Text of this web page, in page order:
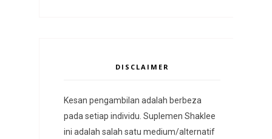
DISCLAIMER
Kesan pengambilan adalah berbeza
pada setiap individu. Suplemen Shaklee
ini adalah salah satu medium/alternatif